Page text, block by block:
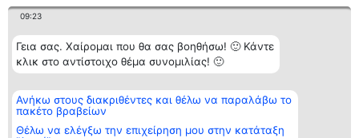
09:23
Γεια σας. Χαίρομαι που θα σας βοηθήσω! 🙂 Κάντε
κλικ στο αντίστοιχο θέμα συνομιλίας! 🙂
Ανήκω στους διακριθέντες και θέλω να παραλάβω το
πακέτο βραβείων
Θέλω να ελέγξω την επιχείρηση μου στην κατάταξη
Διοργανωτής της
κατάταξης
BEAUTIFUL COMPANY
ΤΗΛ. ΕΠΙΚΟΙΝΩΝΙΑΣ:
Κατάταξη
Διακριθέντες
των
διακριθέντων
Επικοινωνία
Επικοινωνία